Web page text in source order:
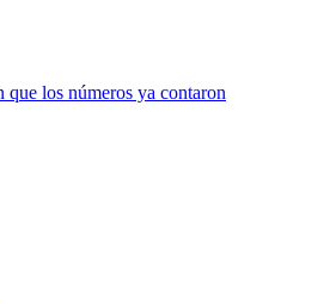
los números ya contaron